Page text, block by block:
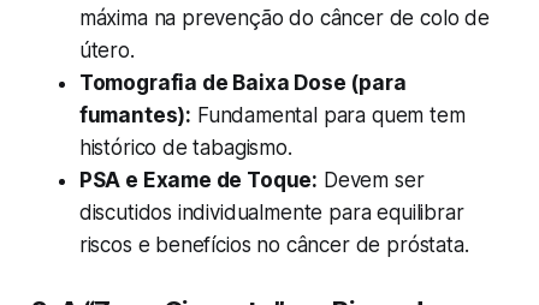
máxima na prevenção do câncer de colo de
útero.
Tomografia de Baixa Dose (para
fumantes): Fundamental para quem tem
histórico de tabagismo.
PSA e Exame de Toque: Devem ser
discutidos individualmente para equilibrar
riscos e benefícios no câncer de próstata.